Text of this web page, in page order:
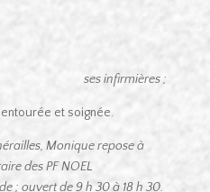
ses infirmières ;
et soignée.
Monique repose à
des PF NOEL
; ouvert de 9 h 30 à 18 h 30.